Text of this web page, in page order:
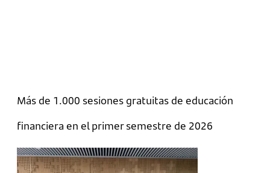
Más de 1.000 sesiones gratuitas de educación
financiera en el primer semestre de 2026